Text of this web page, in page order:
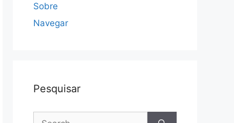
Sobre
Navegar
Pesquisar
Search